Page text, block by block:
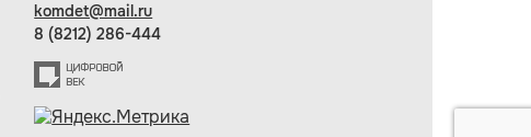
komdet@mail.ru
8 (8212) 286-444